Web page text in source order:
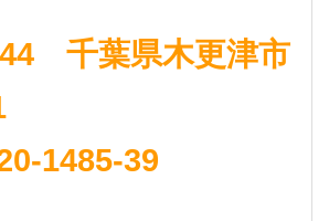
千葉県木更津市
1485-39